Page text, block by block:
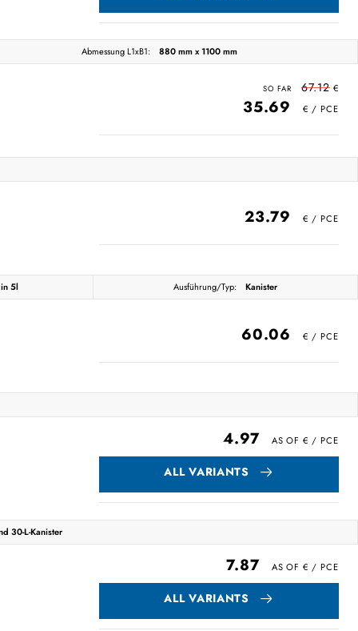
Abmessung L1xB1: 880 mm x 1100 mm
67.12
35.69
23.79
5l Ausführung/Typ: Kanister
60.06
4.97
ALL VARIANTS
30-L-Kanister
7.87
ALL VARIANTS